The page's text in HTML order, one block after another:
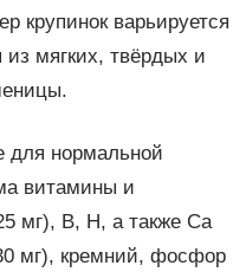
крупинок варьируется
мягких, твёрдых и
для нормальной
витамины и
мг), В, Н, а также Ca
мг), кремний, фосфор